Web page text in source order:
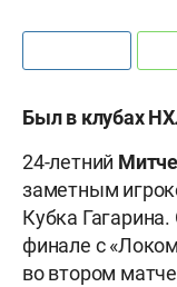
Был в клубах
24-летний
заметным
Кубка
финале с
во втором